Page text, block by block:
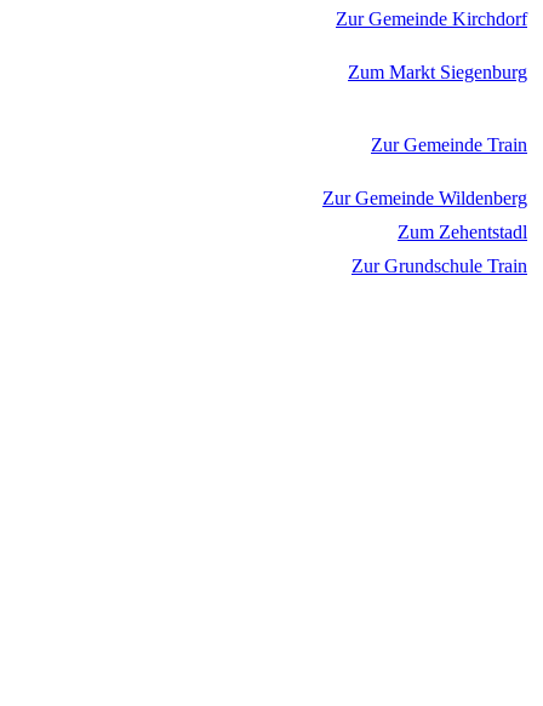
Zur Gemeinde Kirchdorf
Zum Markt Siegenburg
Zur Gemeinde Train
Zur Gemeinde Wildenberg
Zum Zehentstadl
Zur Grundschule Train